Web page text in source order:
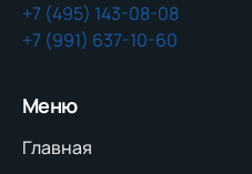
+7 (495) 143-08-08
+7 (991) 637-10-60
Меню
Главная